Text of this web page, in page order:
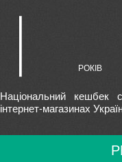
Національний кешбек
інтернет-магазинах